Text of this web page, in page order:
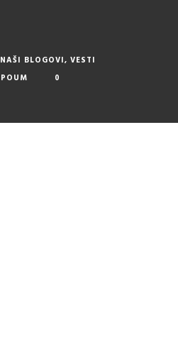
NAŠI BLOGOVI, VESTI
POUM 0